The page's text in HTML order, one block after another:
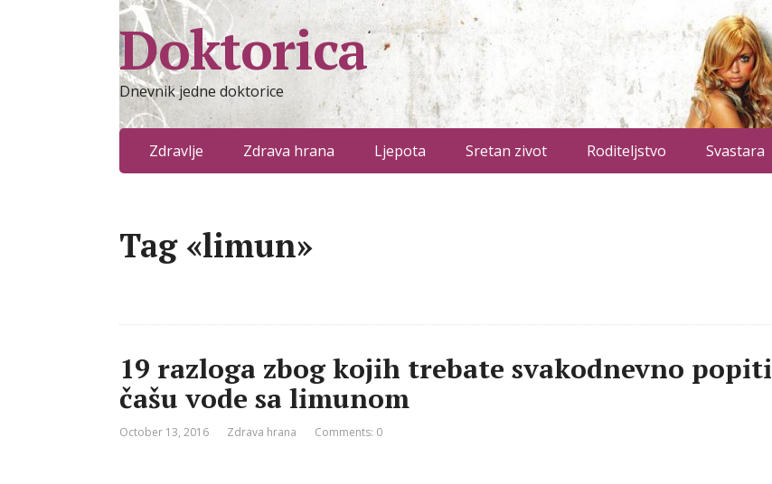
Doktorica
Dnevnik jedne doktorice
Zdravlje Zdrava hrana Ljepota Sretan zivot Roditeljstvo Svastara
Tag «limun»
19 razloga zbog kojih trebate svakodnevno popiti
čašu vode sa limunom
October 13, 2016 Zdrava hrana Comments: 0